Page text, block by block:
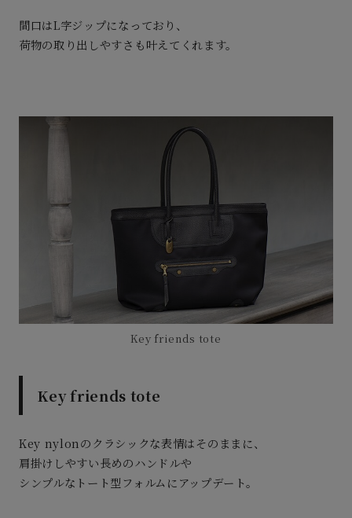
間口はL字ジップになっており、
荷物の取り出しやすさも叶えてくれます。
Key friends tote
Key friends tote
Key nylonのクラシックな表情はそのままに、
肩掛けしやすい長めのハンドルや
シンプルなトート型フォルムにアップデート。